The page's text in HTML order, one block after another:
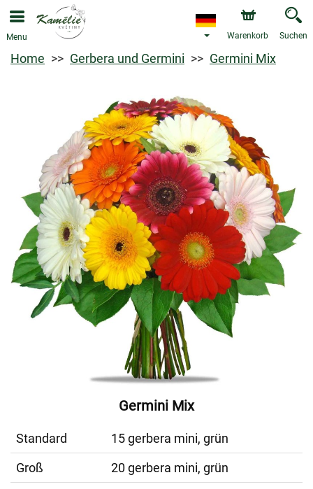
Menu Warenkorb Suchen
Home Gerbera und Germini Germini Mix
Germini Mix
Standard
15 gerbera mini, grün
Groß
20 gerbera mini, grün